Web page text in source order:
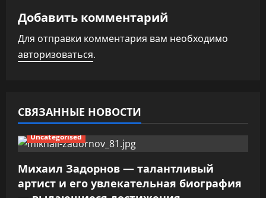
ц
и
я
о
з
а
п
Добавить комментарий
Для отправки комментария вам необходимо
авторизоваться.
СВЯЗАННЫЕ НОВОСТИ
Uncategorised
Михаил Задорнов — талантливый
артист и его увлекательная биография